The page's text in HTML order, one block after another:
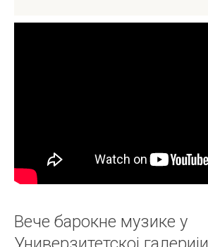
Вече барокне музике у